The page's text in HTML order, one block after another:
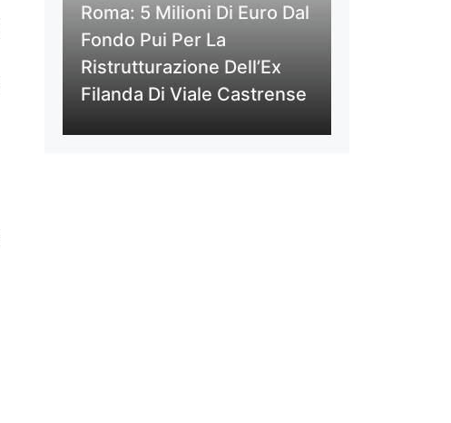
Roma: 5 Milioni Di Euro Dal
Fondo Pui Per La
Ristrutturazione Dell’Ex
Filanda Di Viale Castrense